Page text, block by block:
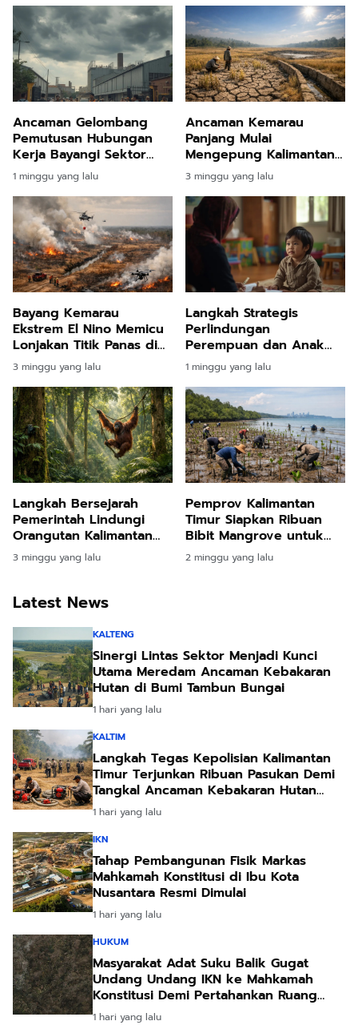
Ancaman Gelombang
Pemutusan Hubungan
Kerja Bayangi Sektor
Industri Kalimantan
Timur Akibat Dinamika
Ekonomi Global
1 minggu yang lalu
Ancaman Kemarau
Panjang Mulai
Mengepung Kalimantan
Timur Warga Diminta
Waspada Krisis Air
3 minggu yang lalu
Bayang Kemarau
Ekstrem El Nino Memicu
Lonjakan Titik Panas di
Kalimantan Timur dan
Kawasan Nusantara
3 minggu yang lalu
Langkah Strategis
Perlindungan
Perempuan dan Anak
Kalimantan Timur
Berikan Pendampingan
Psikologis Pulihkan Masa
Depan Korban
Kekerasan
1 minggu yang lalu
Langkah Bersejarah
Pemerintah Lindungi
Orangutan Kalimantan
Lewat Preservasi 87 Ribu
Hektare
3 minggu yang lalu
Pemprov Kalimantan
Timur Siapkan Ribuan
Bibit Mangrove untuk
Lindungi Pesisir
Balikpapan dan Kawasan
2 minggu yang lalu
Latest News
KALTENG
Sinergi Lintas Sektor Menjadi Kunci
Utama Meredam Ancaman Kebakaran
Hutan di Bumi Tambun Bungai
1 hari yang lalu
KALTIM
Langkah Tegas Kepolisian Kalimantan
Timur Terjunkan Ribuan Pasukan Demi
Tangkal Ancaman Kebakaran Hutan
Akibat Kemarau Ekstrem
1 hari yang lalu
IKN
Tahap Pembangunan Fisik Markas
Mahkamah Konstitusi di Ibu Kota
Nusantara Resmi Dimulai
1 hari yang lalu
HUKUM
Masyarakat Adat Suku Balik Gugat
Undang Undang IKN ke Mahkamah
Konstitusi Demi Pertahankan Ruang
Hidup Leluhur
1 hari yang lalu